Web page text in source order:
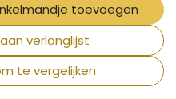
toevoegen
te vergelijken
verlanglijst